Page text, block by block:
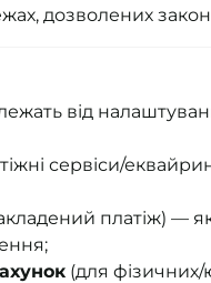
дозволених
від
сервіси/
платіж) —
(для фізичних/